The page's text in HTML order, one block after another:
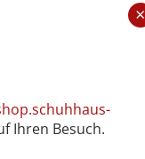
wurde Frau
Frau
Ihren Besuch.
×